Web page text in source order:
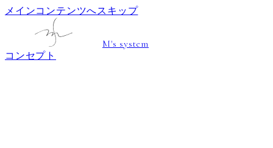
メインコンテンツへスキップ
M's system
コンセプト